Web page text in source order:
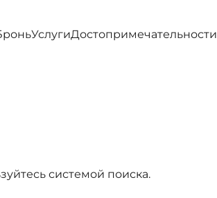
УслугиДостопримечательности
системой поиска.